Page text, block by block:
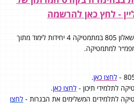
- לחץ כאן להרשמה
להלן שאלון הבחינה והפתרון לשאלון 805 במתמטיקה 4 יחידות לימוד מתוך
לחצו כאן.
לתלמידי תיכון - לחצו כאן.
לתלמידים המשלימים את הבגרות - לחצו